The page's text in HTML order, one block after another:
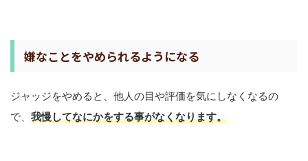
嫌なことをやめられるようになる
ジャッジをやめると、他人の目や評価を気にしなくなるの
で、 我慢してなにかをする事がなくなります。